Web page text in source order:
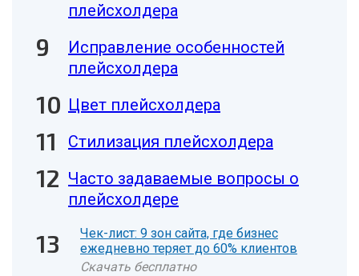
плейсхолдера
Исправление особенностей
плейсхолдера
Цвет плейсхолдера
Стилизация плейсхолдера
Часто задаваемые вопросы о
плейсхолдере
Чек-лист: 9 зон сайта, где бизнес
ежедневно теряет до 60% клиентов
Скачать бесплатно